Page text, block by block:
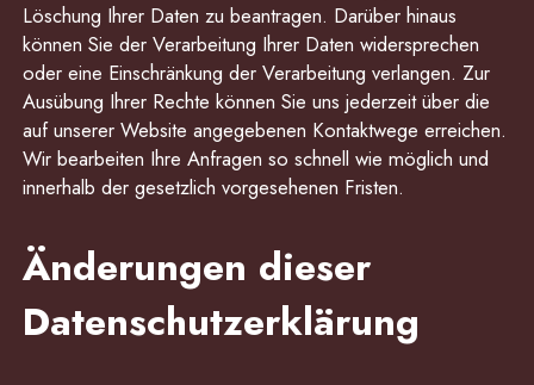
Löschung Ihrer Daten zu beantragen. Darüber hinaus
können Sie der Verarbeitung Ihrer Daten widersprechen
oder eine Einschränkung der Verarbeitung verlangen. Zur
Ausübung Ihrer Rechte können Sie uns jederzeit über die
auf unserer Website angegebenen Kontaktwege erreichen.
Wir bearbeiten Ihre Anfragen so schnell wie möglich und
innerhalb der gesetzlich vorgesehenen Fristen.
Änderungen dieser
Datenschutzerklärung